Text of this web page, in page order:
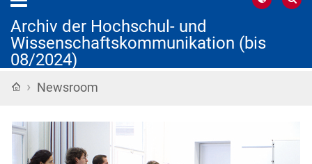
Archiv der Hochschul- und
Wissenschaftskommunikation (bis
08/2024)
Startseite
› Newsroom